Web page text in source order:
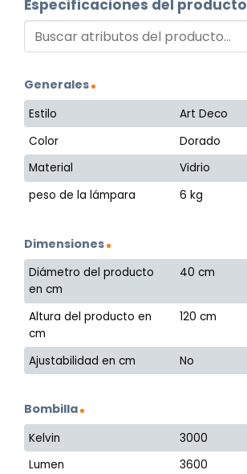
Especificaciones del producto
Generales
Estilo
Art Deco
Color
Dorado
Material
Vidrio
peso de la lámpara
6 kg
Dimensiones
Diámetro del producto
en cm
40 cm
Altura del producto en
cm
120 cm
Ajustabilidad en cm No
Bombilla
Kelvin
3000
Lumen
3600